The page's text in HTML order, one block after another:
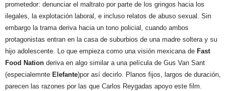
prometedor: denunciar el maltrato por parte de los gringos hacia los
ilegales, la explotación laboral, e incluso relatos de abuso sexual. Sin
embargo la trama deriva hacia un tono policial, cuando ambos
protagonistas entran en la casa de suburbios de una madre soltera y su
hijo adolescente. Lo que empieza como una visión mexicana de Fast
Food Nation deriva en algo similar a una película de Gus Van Sant
(especialemnte Elefante)por así decirlo. Planos fijos, largos de duración,
parecen las razones por las que Carlos Reygadas apoyo este film.